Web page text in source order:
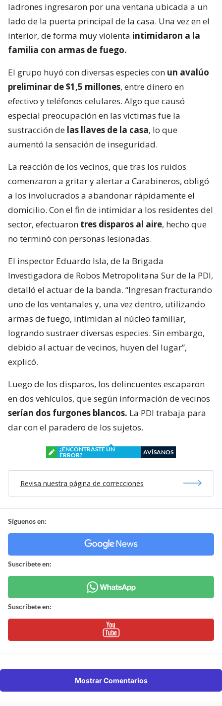
ladrones ingresaron por una ventana ubicada a un
lado de la puerta principal de la casa. Una vez en el
interior, de forma muy violenta intimidaron a la
familia con armas de fuego.
El grupo huyó con diversas especies con un avalúo
preliminar de $1,5 millones, entre dinero en
efectivo y teléfonos celulares. Algo que causó
especial preocupación en las víctimas fue la
sustracción de las llaves de la casa, lo que
aumentó la sensación de inseguridad.
La reacción de los vecinos, que tras los ruidos
comenzaron a gritar y alertar a Carabineros, obligó
a los involucrados a abandonar rápidamente el
domicilio. Con el fin de intimidar a los residentes del
sector, efectuaron tres disparos al aire, hecho que
no terminó con personas lesionadas.
El inspector Eduardo Isla, de la Brigada
Investigadora de Robos Metropolitana Sur de la PDI,
detalló el actuar de la banda. “Ingresan fracturando
uno de los ventanales y, una vez dentro, utilizando
armas de fuego, intimidan al núcleo familiar,
logrando sustraer diversas especies. Sin embargo,
debido al actuar de vecinos, huyen del lugar”,
explicó.
Luego de los disparos, los delincuentes escaparon
en dos vehículos, que según información de vecinos
serían dos furgones blancos. La PDI trabaja para
dar con el paradero de los sujetos.
¿ENCONTRASTE UN
ERROR?
AVÍSANOS
Revisa nuestra página de correcciones
Síguenos en:
Suscríbete en:
Suscríbete en:
Mostrar Comentarios